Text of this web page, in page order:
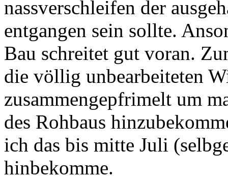
nassverschleifen der
entgangen sein sollte.
Bau schreitet gut voran.
die völlig unbearbeiteten
zusammengepfrimelt um
des Rohbaus
ich das bis mitte Juli
hinbekomme.